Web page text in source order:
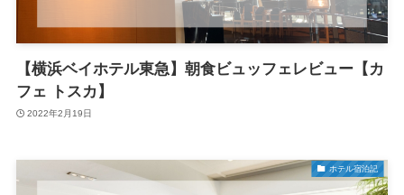
【横浜ベイホテル東急】朝食ビュッフェレビュー【カ
フェ トスカ】
2022年2月19日
ホテル宿泊記